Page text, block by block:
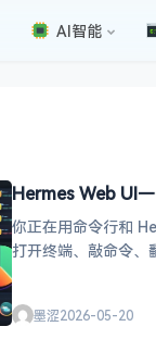
AI智能
Hermes Web
你正在用命令行和
墨涩2026-05-20